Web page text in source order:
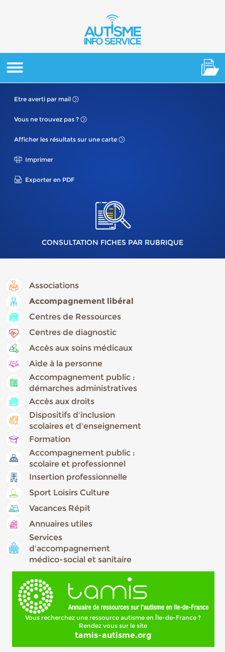
Etre averti par mail
Vous ne trouvez pas ?
Afficher les résultats sur une carte
Imprimer
Exporter en PDF
CONSULTATION FICHES PAR RUBRIQUE
Associations
Accompagnement libéral
Centres de Ressources
Centres de diagnostic
Accès aux soins médicaux
Aide à la personne
Accompagnement public :
démarches administratives
Accès aux droits
Dispositifs d'inclusion
scolaires et d'enseignement
Formation
Accompagnement public :
scolaire et professionnel
Insertion professionnelle
Sport Loisirs Culture
Vacances Répit
Annuaires utiles
Services
d'accompagnement
médico-social et sanitaire
Vous recherchez une ressource autisme en Île-de-France ?
Rendez vous sur le site
tamis-autisme.org